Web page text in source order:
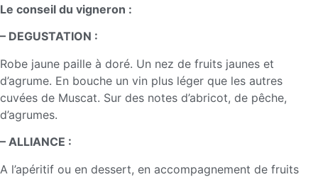
Le conseil du vigneron :
– DEGUSTATION :
Robe jaune paille à doré. Un nez de fruits jaunes et
d’agrume. En bouche un vin plus léger que les autres
cuvées de Muscat. Sur des notes d’abricot, de pêche,
d’agrumes.
– ALLIANCE :
A l’apéritif ou en dessert, en accompagnement de fruits